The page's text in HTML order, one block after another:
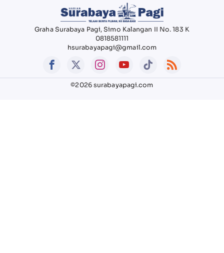
Graha Surabaya Pagi, Simo Kalangan II No. 183 K
0818581111
hsurabayapagi@gmail.com
©2026 surabayapagi.com